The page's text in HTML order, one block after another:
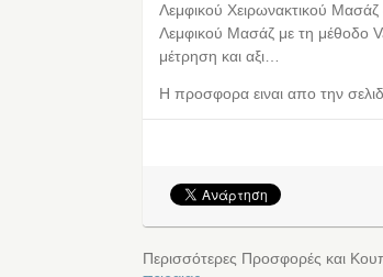
Λεμφικού Χειρωνακτικού Μασάζ
Λεμφικού Μασάζ με τη μέθοδο
μέτρηση και αξι…
Η προσφορα ειναι απο την
Περισσότερες Προσφορές και